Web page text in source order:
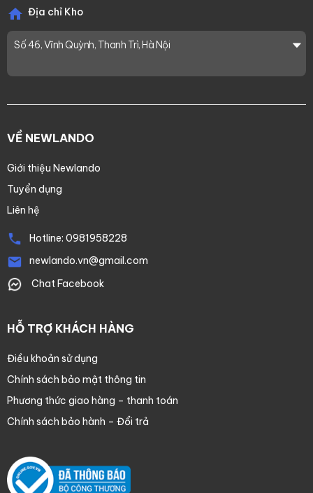
Địa chỉ Kho
Số 46, Vĩnh Quỳnh, Thanh Trì, Hà Nội
VỀ NEWLANDO
Giới thiệu Newlando
Tuyển dụng
Liên hệ
Hotline: 0981958228
newlando.vn@gmail.com
Chat Facebook
HỖ TRỢ KHÁCH HÀNG
Điều khoản sử dụng
Chính sách bảo mật thông tin
Phương thức giao hàng – thanh toán
Chính sách bảo hành – Đổi trả